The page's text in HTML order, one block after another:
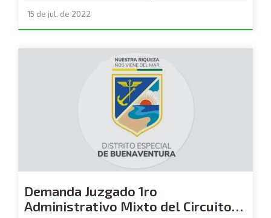
15 de jul. de 2022
Demanda Juzgado 1ro
Administrativo Mixto del Circuito